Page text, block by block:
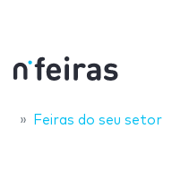
Feiras do seu setor